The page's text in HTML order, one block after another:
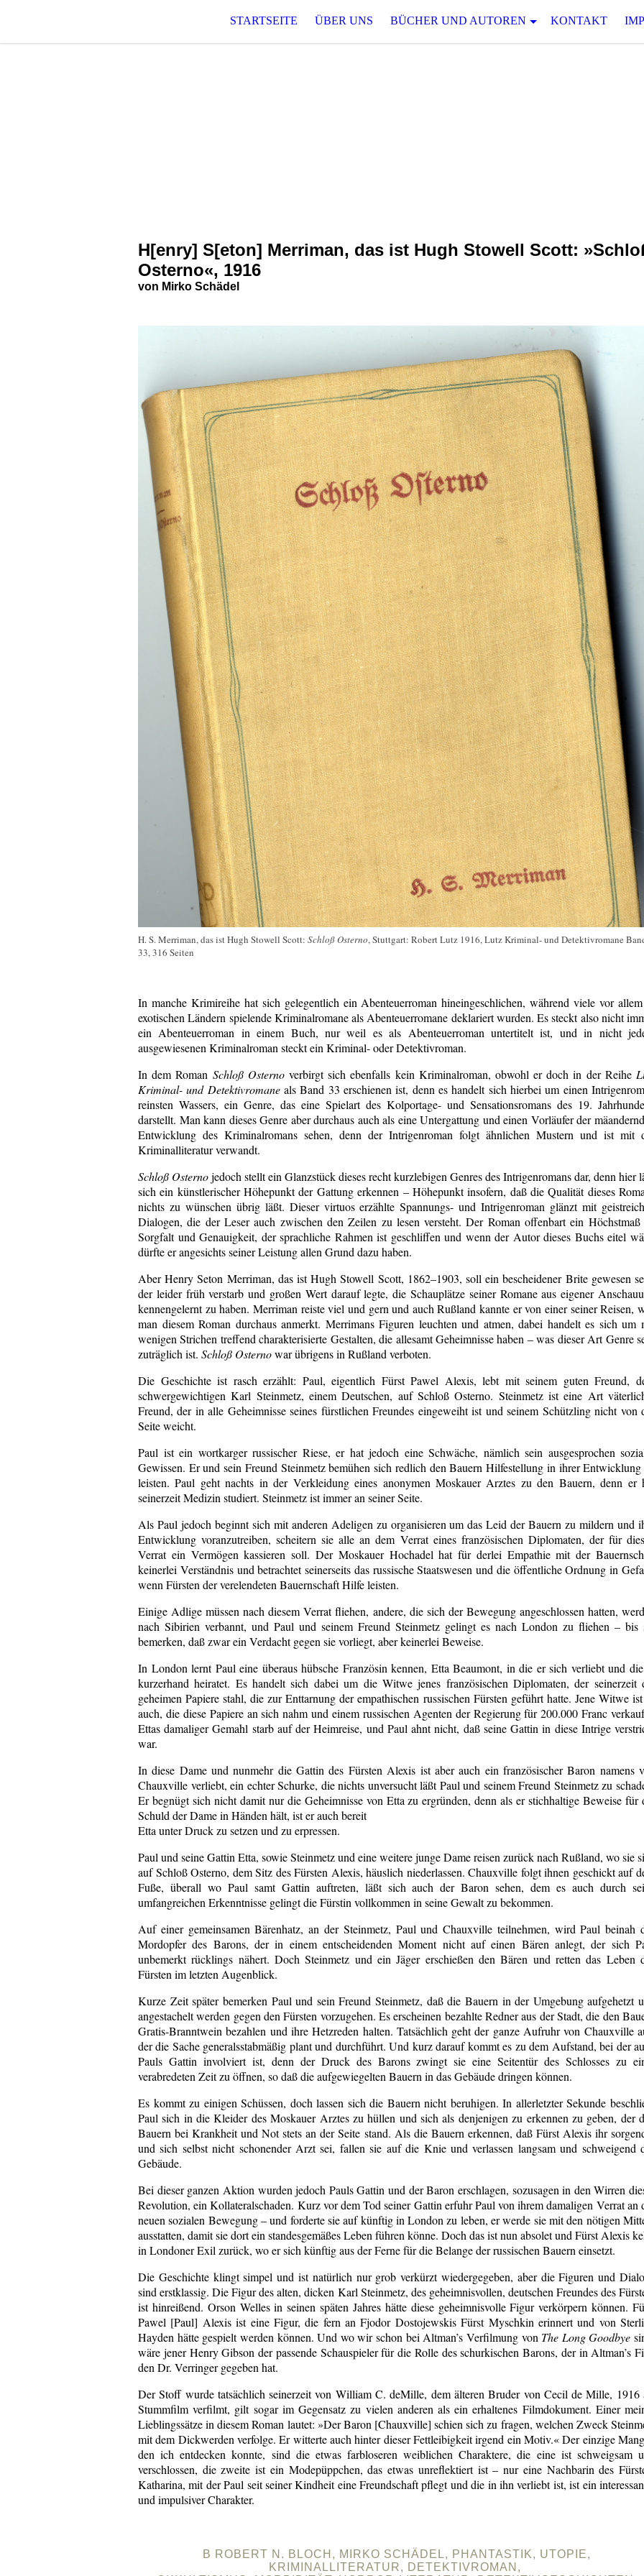
STARTSEITE ÜBER UNS BÜCHER UND AUTOREN KONTAKT
H[enry] S[eton] Merriman, das ist Hugh Stowell Scott:
Osterno«, 1916
von Mirko Schädel
H. S. Merriman, das ist Hugh Stowell Scott: Schloß Osterno, Stuttgart: Robert Lutz 1916, Lutz Kriminal- und Detektivromane
33, 316 Seiten
In manche Krimireihe hat sich gelegentlich ein Abenteuerroman hineingeschlichen, während viele vor
exotischen Ländern spielende Kriminalromane als Abenteuerromane deklariert wurden. Es steckt also nicht
ein Abenteuerroman in einem Buch, nur weil es als Abenteuerroman untertitelt ist, und in nicht
ausgewiesenen Kriminalroman steckt ein Kriminal- oder Detektivroman.
In dem Roman Schloß Osternoverbirgt sich ebenfalls kein Kriminalroman, obwohl er doch in der Reihe
Kriminal- und Detektivromaneals Band 33 erschienen ist, denn es handelt sich hierbei um einen
reinsten Wassers, ein Genre, das eine Spielart des Kolportage- und Sensationsromans des 19.
darstellt. Man kann dieses Genre aber durchaus auch als eine Untergattung und einen Vorläufer der
Entwicklung des Kriminalromans sehen, denn der Intrigenroman folgt ähnlichen Mustern und ist mit
Kriminalliteratur verwandt.
Schloß Osternojedoch stellt ein Glanzstück dieses recht kurzlebigen Genres des Intrigenromans dar, denn hier
sich ein künstlerischer Höhepunkt der Gattung erkennen – Höhepunkt insofern, daß die Qualität dieses
nichts zu wünschen übrig läßt. Dieser virtuos erzählte Spannungs- und Intrigenroman glänzt mit
Dialogen, die der Leser auch zwischen den Zeilen zu lesen versteht. Der Roman offenbart ein Höchstmaß
Sorgfalt und Genauigkeit, der sprachliche Rahmen ist geschliffen und wenn der Autor dieses Buchs eitel
dürfte er angesichts seiner Leistung allen Grund dazu haben.
Aber Henry Seton Merriman, das ist Hugh Stowell Scott, 1862–1903, soll ein bescheidener Brite gewesen
der leider früh verstarb und großen Wert darauf legte, die Schauplätze seiner Romane aus eigener
kennengelernt zu haben. Merriman reiste viel und gern und auch Rußland kannte er von einer seiner Reisen,
man diesem Roman durchaus anmerkt. Merrimans Figuren leuchten und atmen, dabei handelt es sich um
wenigen Strichen treffend charakterisierte Gestalten, die allesamt Geheimnisse haben – was dieser Art Genre
zuträglich ist. Schloß Osternowar übrigens in Rußland verboten.
Die Geschichte ist rasch erzählt: Paul, eigentlich Fürst Pawel Alexis, lebt mit seinem guten Freund,
schwergewichtigen Karl Steinmetz, einem Deutschen, auf Schloß Osterno. Steinmetz ist eine Art
Freund, der in alle Geheimnisse seines fürstlichen Freundes eingeweiht ist und seinem Schützling nicht von
Seite weicht.
Paul ist ein wortkarger russischer Riese, er hat jedoch eine Schwäche, nämlich sein ausgesprochen
Gewissen. Er und sein Freund Steinmetz bemühen sich redlich den Bauern Hilfestellung in ihrer
leisten. Paul geht nachts in der Verkleidung eines anonymen Moskauer Arztes zu den Bauern, denn er
seinerzeit Medizin studiert. Steinmetz ist immer an seiner Seite.
Als Paul jedoch beginnt sich mit anderen Adeligen zu organisieren um das Leid der Bauern zu mildern und
Entwicklung voranzutreiben, scheitern sie alle an dem Verrat eines französischen Diplomaten, der für
Verrat ein Vermögen kassieren soll. Der Moskauer Hochadel hat für derlei Empathie mit der
keinerlei Verständnis und betrachtet seinerseits das russische Staatswesen und die öffentliche Ordnung in
wenn Fürsten der verelendeten Bauernschaft Hilfe leisten.
Einige Adlige müssen nach diesem Verrat fliehen, andere, die sich der Bewegung angeschlossen hatten,
nach Sibirien verbannt, und Paul und seinem Freund Steinmetz gelingt es nach London zu fliehen – bis
bemerken, daß zwar ein Verdacht gegen sie vorliegt, aber keinerlei Beweise.
In London lernt Paul eine überaus hübsche Französin kennen, Etta Beaumont, in die er sich verliebt und
kurzerhand heiratet. Es handelt sich dabei um die Witwe jenes französischen Diplomaten, der seinerzeit
geheimen Papiere stahl, die zur Enttarnung der empathischen russischen Fürsten geführt hatte. Jene Witwe
auch, die diese Papiere an sich nahm und einem russischen Agenten der Regierung für 200.000 Franc
Ettas damaliger Gemahl starb auf der Heimreise, und Paul ahnt nicht, daß seine Gattin in diese Intrige
war.
In diese Dame und nunmehr die Gattin des Fürsten Alexis ist aber auch ein französischer Baron namens
Chauxville verliebt, ein echter Schurke, die nichts unversucht läßt Paul und seinem Freund Steinmetz zu
Er begnügt sich nicht damit nur die Geheimnisse von Etta zu ergründen, denn als er stichhaltige Beweise für
Schuld der Dame in Händen hält, ist er auch bereit
Etta unter Druck zu setzen und zu erpressen.
Paul und seine Gattin Etta, sowie Steinmetz und eine weitere junge Dame reisen zurück nach Rußland, wo sie
auf Schloß Osterno, dem Sitz des Fürsten Alexis, häuslich niederlassen. Chauxville folgt ihnen geschickt auf
Fuße, überall wo Paul samt Gattin auftreten, läßt sich auch der Baron sehen, dem es auch durch
umfangreichen Erkenntnisse gelingt die Fürstin vollkommen in seine Gewalt zu bekommen.
Auf einer gemeinsamen Bärenhatz, an der Steinmetz, Paul und Chauxville teilnehmen, wird Paul beinah
Mordopfer des Barons, der in einem entscheidenden Moment nicht auf einen Bären anlegt, der sich
unbemerkt rücklings nähert. Doch Steinmetz und ein Jäger erschießen den Bären und retten das Leben
Fürsten im letzten Augenblick.
Kurze Zeit später bemerken Paul und sein Freund Steinmetz, daß die Bauern in der Umgebung aufgehetzt
angestachelt werden gegen den Fürsten vorzugehen. Es erscheinen bezahlte Redner aus der Stadt, die den
Gratis-Branntwein bezahlen und ihre Hetzreden halten. Tatsächlich geht der ganze Aufruhr von Chauxville
der die Sache generalsstabmäßig plant und durchführt. Und kurz darauf kommt es zu dem Aufstand, bei der
Pauls Gattin involviert ist, denn der Druck des Barons zwingt sie eine Seitentür des Schlosses zu
verabredeten Zeit zu öffnen, so daß die aufgewiegelten Bauern in das Gebäude dringen können.
Es kommt zu einigen Schüssen, doch lassen sich die Bauern nicht beruhigen. In allerletzter Sekunde
Paul sich in die Kleider des Moskauer Arztes zu hüllen und sich als denjenigen zu erkennen zu geben, der
Bauern bei Krankheit und Not stets an der Seite stand. Als die Bauern erkennen, daß Fürst Alexis ihr
und sich selbst nicht schonender Arzt sei, fallen sie auf die Knie und verlassen langsam und schweigend
Gebäude.
Bei dieser ganzen Aktion wurden jedoch Pauls Gattin und der Baron erschlagen, sozusagen in den Wirren
Revolution, ein Kollateralschaden. Kurz vor dem Tod seiner Gattin erfuhr Paul von ihrem damaligen Verrat an
neuen sozialen Bewegung – und forderte sie auf künftig in London zu leben, er werde sie mit den nötigen
ausstatten, damit sie dort ein standesgemäßes Leben führen könne. Doch das ist nun absolet und Fürst Alexis
in Londoner Exil zurück, wo er sich künftig aus der Ferne für die Belange der russischen Bauern einsetzt.
Die Geschichte klingt simpel und ist natürlich nur grob verkürzt wiedergegeben, aber die Figuren und
sind erstklassig. Die Figur des alten, dicken Karl Steinmetz, des geheimnisvollen, deutschen Freundes des
ist hinreißend. Orson Welles in seinen späten Jahres hätte diese geheimnisvolle Figur verkörpern können.
Pawel [Paul] Alexis ist eine Figur, die fern an Fjodor Dostojewskis Fürst Myschkin erinnert und von
Hayden hätte gespielt werden können. Und wo wir schon bei Altman’s Verfilmung von The Long Goodbye
wäre jener Henry Gibson der passende Schauspieler für die Rolle des schurkischen Barons, der in Altman’s
den Dr. Verringer gegeben hat.
Der Stoff wurde tatsächlich seinerzeit von William C. deMille, dem älteren Bruder von Cecil de Mille, 1916
Stummfilm verfilmt, gilt sogar im Gegensatz zu vielen anderen als ein erhaltenes Filmdokument. Einer
Lieblingssätze in diesem Roman lautet: »Der Baron [Chauxville] schien sich zu fragen, welchen Zweck
mit dem Dickwerden verfolge. Er witterte auch hinter dieser Fettleibigkeit irgend ein Motiv.« Der einzige
den ich entdecken konnte, sind die etwas farbloseren weiblichen Charaktere, die eine ist schweigsam
verschlossen, die zweite ist ein Modepüppchen, das etwas unreflektiert ist – nur eine Nachbarin des
Katharina, mit der Paul seit seiner Kindheit eine Freundschaft pflegt und die in ihn verliebt ist, ist ein
und impulsiver Charakter.
B ROBERT N. BLOCH, MIRKO SCHÄDEL, PHANTASTIK, UTOPIE,
KRIMINALLITERATUR, DETEKTIVROMAN,